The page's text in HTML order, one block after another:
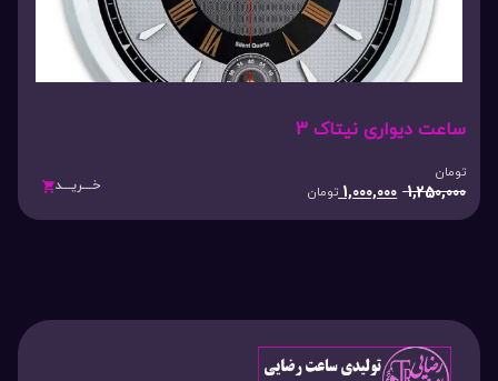
ساعت دیواری نیتاک 3
تومان
1,250,000
1,000,000 تومان خـــریـــد